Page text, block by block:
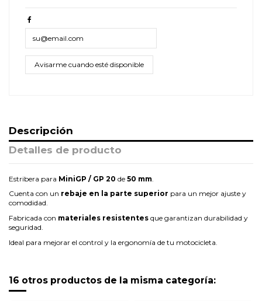
Descripción
Detalles de producto
Estribera para MiniGP / GP 20 de 50 mm
Cuenta con un rebaje en la parte superior para un mejor ajuste y
comodidad.
Fabricada con materiales resistentes que garantizan durabilidad y
seguridad.
Ideal para mejorar el control y la ergonomía de tu motocicleta.
16 otros productos de la misma categoría: